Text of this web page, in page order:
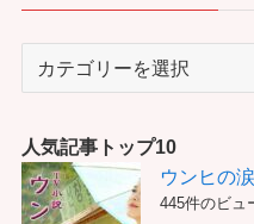
リ
ー
人気記事トップ10
ウンヒの
445件のビュ